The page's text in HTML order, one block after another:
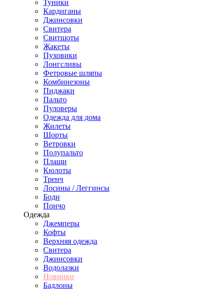
Туники
Кардиганы
Джинсовки
Свитера
Свитшоты
Жакеты
Пуховики
Лонгсливы
Фетровые шляпы
Комбинезоны
Пиджаки
Пальто
Пуловеры
Одежда для дома
Жилеты
Шорты
Ветровки
Полупальто
Плащи
Кюлоты
Тренч
Лосины / Леггинсы
Боди
Пончо
Одежда
Джемперы
Кофты
Верхняя одежда
Свитера
Джинсовки
Водолазки
Новинки
Бадлоны